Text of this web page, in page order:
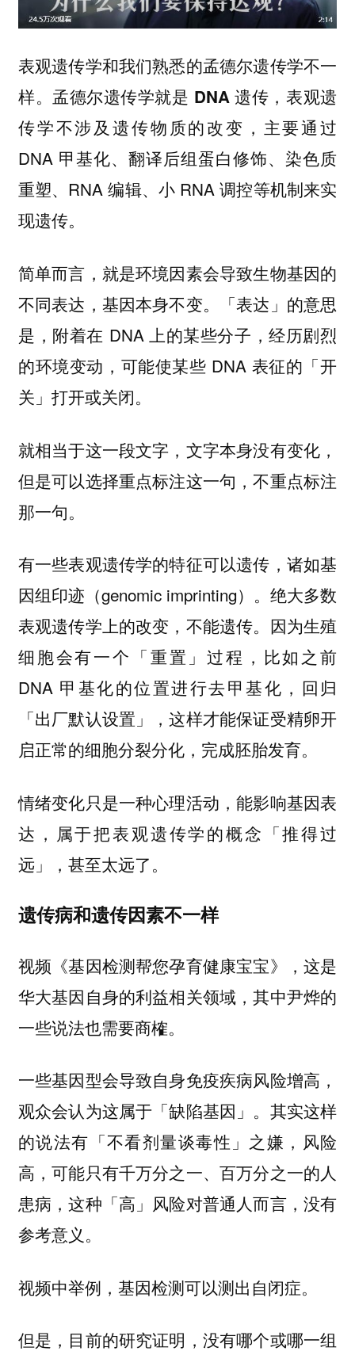
表观遗传学和我们熟悉的孟德尔遗传学不一
样。 孟德尔遗传学就是 DNA 遗传，表观遗
传学不涉及遗传物质的改变， 主要通过
DNA 甲基化、翻译后组蛋白修饰、染色质
重塑、RNA 编辑、小 RNA 调控等机制来实
现遗传。
简单而言，就是环境因素会导致生物基因的
不同表达，基因本身不变。「表达」的意思
是，附着在 DNA 上的某些分子，经历剧烈
的环境变动，可能使某些 DNA 表征的「开
关」打开或关闭。
就相当于这一段文字，文字本身没有变化，
但是可以选择重点标注这一句，不重点标注
那一句。
有一些表观遗传学的特征可以遗传，诸如基
因组印迹（genomic imprinting）。绝大多数
表观遗传学上的改变，不能遗传。因为生殖
细胞会有一个「重置」过程 ，比如之前
DNA 甲基化的位置进行去甲基化，回归
「出厂默认设置」，这样才能保证受精卵开
启正常的细胞分裂分化，完成胚胎发育。
情绪变化只是一种心理活动，能影响基因表
达，属于把表观遗传学的概念「推得过
远」，甚至太远了。
遗传病和遗传因素不一样
视频《基因检测帮您孕育健康宝宝》，这是
华大基因自身的利益相关领域，其中尹烨的
一些说法也需要商榷。
一些基因型会导致自身免疫疾病风险增高，
观众会认为这属于「缺陷基因」。其实这样
的说法有「不看剂量谈毒性」之嫌， 风险
高，可能只有千万分之一、百万分之一的人
患病，这种「高」风险对普通人而言，没有
参考意义。
视频中举例，基因检测可以测出自闭症。
但是，目前的研究证明，没有哪个或哪一组